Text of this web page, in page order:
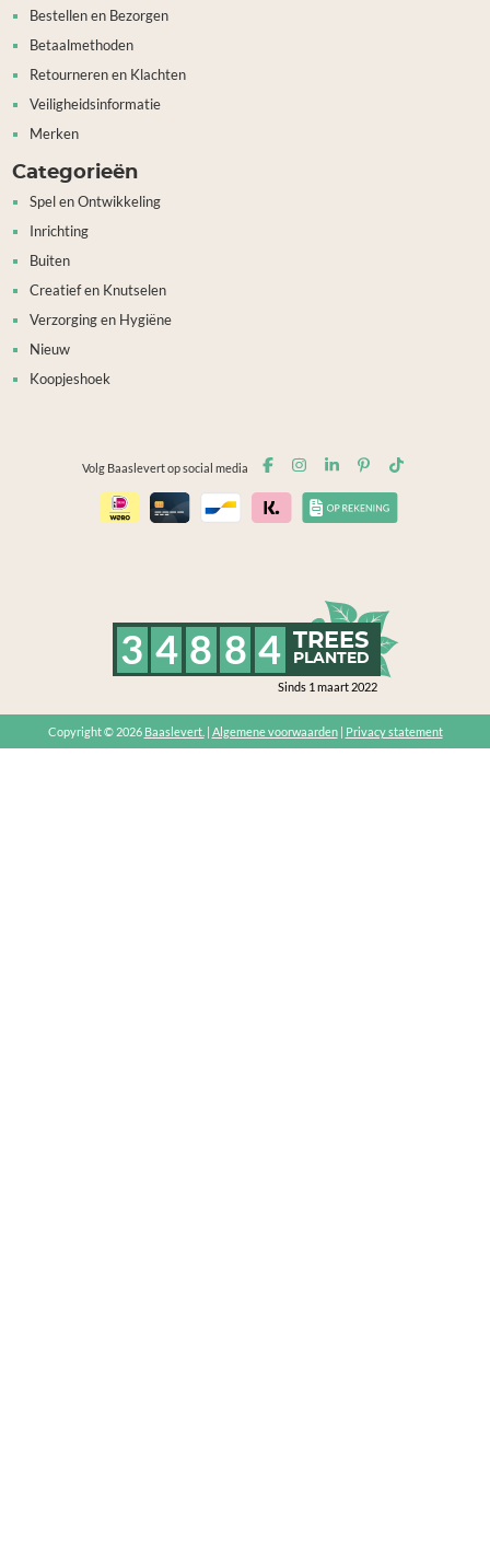
Bestellen en Bezorgen
Betaalmethoden
Retourneren en Klachten
Veiligheidsinformatie
Merken
Categorieën
Spel en Ontwikkeling
Inrichting
Buiten
Creatief en Knutselen
Verzorging en Hygiëne
Nieuw
Koopjeshoek
Volg Baaslevert op social media
3 4 8 8 4 TREES
PLANTED
Sinds 1 maart 2022
Copyright © 2026 Baaslevert. Algemene voorwaarden| Privacy statement